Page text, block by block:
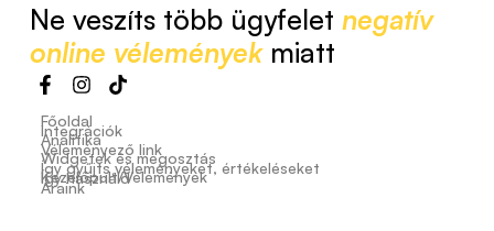
Ne veszíts több ügyfelet negatív
online véleményekmiatt
Főoldal
Integrációk
Analitika
Véleményező link
Widgetek és megosztás
Így gyűjts véleményeket, értékeléseket
Kezelőpult/Vélemények
Így használd
Áraink